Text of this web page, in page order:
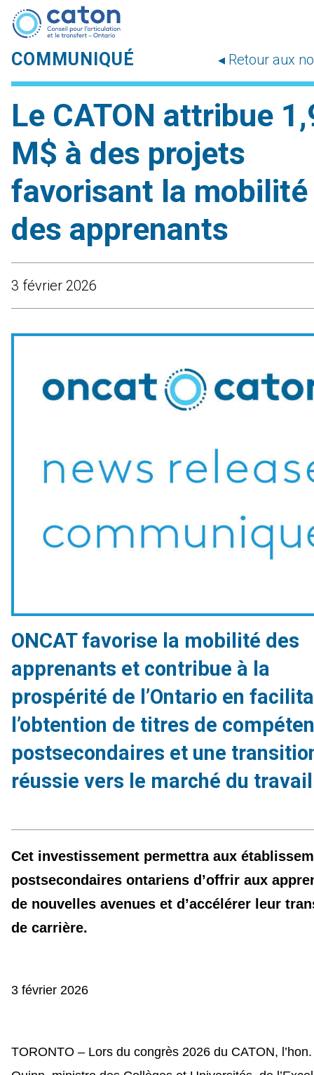
COMMUNIQUÉ ◂ Retour aux
Le CATON attribue
M$ à des projets
favorisant la mobilité
des apprenants
3 février 2026
ONCAT favorise la mobilité des
apprenants et contribue à la
prospérité de l’Ontario en
l’obtention de titres de
postsecondaires et une
réussie vers le marché du
Cet investissement permettra aux
postsecondaires ontariens d’offrir aux
de nouvelles avenues et d’accélérer leur
de carrière.
3 février 2026
TORONTO – Lors du congrès 2026 du CATON,